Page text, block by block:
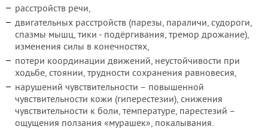
расстройств речи,
двигательных расстройств (парезы, параличи, судороги,
спазмы мышц, тики - подёргивания, тремор дрожание),
изменения силы в конечностях,
потери координации движений, неустойчивости при
ходьбе, стоянии, трудности сохранения равновесия,
нарушений чувствительности – повышенной
чувствительности кожи (гиперестезии), снижения
чувствительности к боли, температуре, парестезий –
ощущения ползания «мурашек», покалывания.